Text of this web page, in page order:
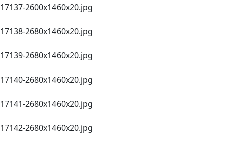
17137-2600х1460х20.jpg
17138-2680х1460х20.jpg
17139-2680х1460х20.jpg
17140-2680х1460х20.jpg
17141-2680х1460х20.jpg
17142-2680х1460х20.jpg